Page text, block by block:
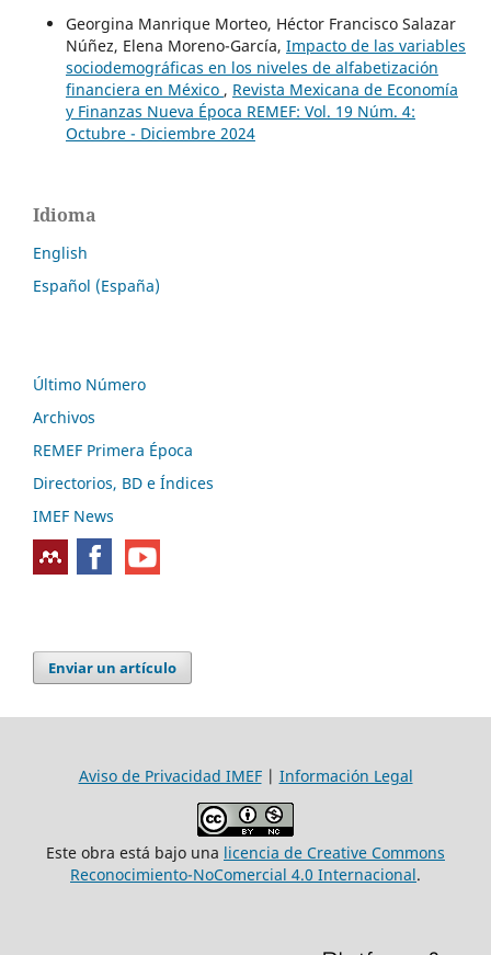
Georgina Manrique Morteo, Héctor Francisco Salazar
Núñez, Elena Moreno-García, Impacto de las variables
sociodemográficas en los niveles de alfabetización
financiera en México , Revista Mexicana de Economía
y Finanzas Nueva Época REMEF: Vol. 19 Núm. 4:
Octubre - Diciembre 2024
Idioma
English
Español (España)
Último Número
Archivos
REMEF Primera Época
Directorios, BD e Índices
IMEF News
Enviar un artículo
Aviso de Privacidad IMEF| Información Legal
Este obra está bajo una licencia de Creative Commons
Reconocimiento-NoComercial 4.0 Internacional.